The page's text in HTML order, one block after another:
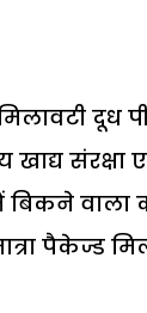
दूध
वाला
पैकेज्ड